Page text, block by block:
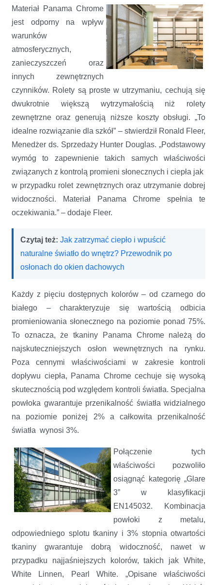
Materiał Panama Chrome
jest odporny na wpływ
warunków
atmosferycznych,
zanieczyszczeń oraz
innych zewnętrznych
czynników. Rolety są proste w utrzymaniu, cechują się
dwukrotnie większą wytrzymałością niż rolety
zewnętrzne oraz generują niższe koszty obsługi. „To
idealne rozwiązanie dla szkół” – stwierdził Ronald Fleer,
Menedżer ds. Sprzedaży Hunter Douglas. „Podstawowy
wymóg to zapewnienie takich samych właściwości
związanych z kontrolą promieni słonecznych i ciepła jak
w przypadku rolet zewnętrznych oraz utrzymanie dobrej
widoczności. Materiał Panama Chrome spełnia te
oczekiwania.” – dodaje Fleer.
Czytaj też: Jak zatrzymać ciepło i wpuścić
naturalne światło do wnętrz? Przewodnik po
osłonach do okien dachowych
Każdy z pięciu dostępnych kolorów – od czarnego do
białego – charakteryzuje się wartością odbicia
promieniowania słonecznego na poziomie ponad 75%.
To oznacza, że tkaniny Panama Chrome należą do
najskuteczniejszych osłon wewnętrznych na rynku.
Poza cennymi właściwościami w zakresie kontroli
dopływu ciepła, Panama Chrome cechuje się wysoką
skutecznością pod względem kontroli światła. Specjalna
powłoka gwarantuje przenikalność światła widzialnego
na poziomie poniżej 2% a całkowita przenikalność
światła wynosi 3%.
Połączenie tych
właściwości pozwoliło
osiągnąć kategorię „Glare
3” w klasyfikacji
EN145032. Kombinacja
powłoki z metalu,
odpowiedniego splotu tkaniny i 3% stopnia otwartości
tkaniny gwarantuje dobrą widoczność, nawet w
przypadku najjaśniejszych kolorów, takich jak White,
White Linnen, Pearl White. „Opisane właściwości